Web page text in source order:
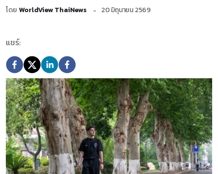
โดย WorldView ThaiNews 20 มิถุนายน 2569
แชร์: